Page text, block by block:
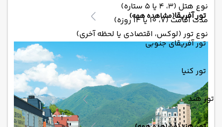
تور آفریقا(مشاهده همه)
تور آفریقای جنوبی
تور کنیا
تور هند
نوع هتل (3، 4 یا 5 ستاره)
مدت اقامت (7، 10 یا 14 روزه)
نوع تور (لوکس، اقتصادی یا لحظه آخری)